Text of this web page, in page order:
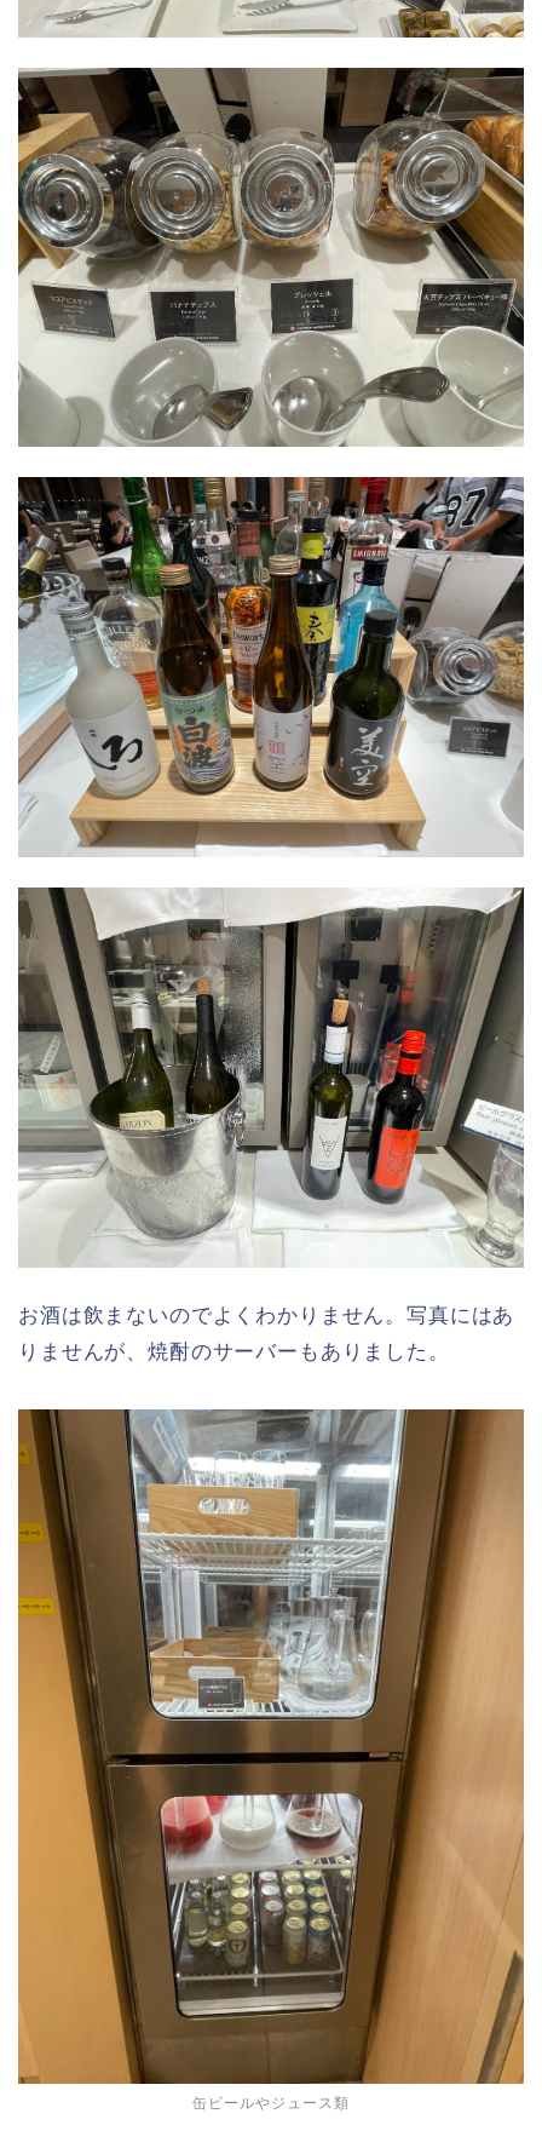
お酒は飲まないのでよくわかりません。写真にはあ
りませんが、焼酎のサーバーもありました。
缶ビールやジュース類